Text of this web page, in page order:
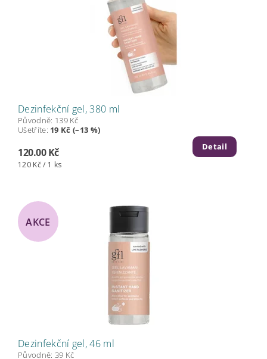
Dezinfekční gel, 380 ml
Původně: 139 Kč
Ušetříte: 19 Kč (–13 %)
120.00 Kč
120 Kč / 1 ks
Detail
AKCE
Dezinfekční gel, 46 ml
Původně: 39 Kč